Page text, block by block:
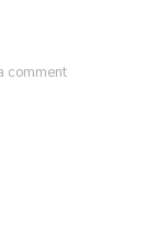
comment